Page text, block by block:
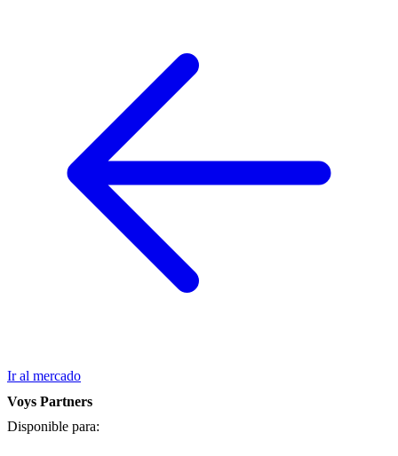
Ir al mercado
Voys Partners
Disponible para: